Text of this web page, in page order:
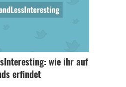
wie ihr auf
erfindet